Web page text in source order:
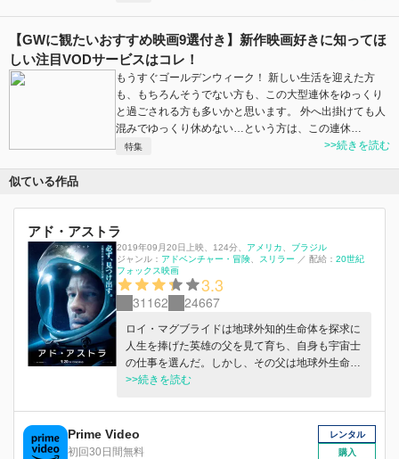
【GWに観たいおすすめ映画9選付き】新作映画好きに知ってほ
しい注目VODサービスはコレ！
もうすぐゴールデンウィーク！ 新しい生活を迎えた方
も、もちろんそうでない方も、この大型連休をゆっくり
と過ごされる方も多いかと思います。 外へ出掛けても人
混みでゆっくり休めない…という方は、この連休…
特集 >>続きを読む
似ている作品
アド・アストラ
2019年09月20日上映 124分 アメリカ
ブラジル
ジャンル： アドベンチャー・冒険 スリラー ／ 配給： 20世紀
フォックス映画
3.3
31162 24667
ロイ・マグブライドは地球外知的生命体を探求に
人生を捧げた英雄の父を見て育ち、自身も宇宙士
の仕事を選んだ。しかし、その父は地球外生命体
の探索に出た船に乗ってから 16年後、43億キロ
父は生きていた──。
>>続きを読む
Prime Video
初回30日間無料
レンタル
購入